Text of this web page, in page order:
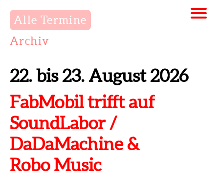
Alle Termine
Archiv
22. bis 23. August 2026
FabMobil trifft auf
SoundLabor /
DaDaMachine &
Robo Music